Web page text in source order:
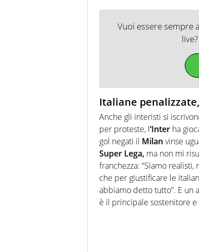
Vuoi essere sempre
Italiane
Anche gli interisti si
per proteste, l‘Inter ha
gol negati il Milan vinse
Super Lega, ma non mi
franchezza: “Siamo
che per giustificare le
abbiamo detto tutto”. E un
è il principale sostenitore